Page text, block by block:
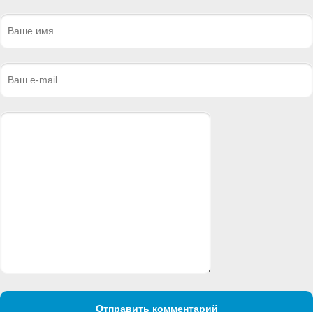
Отправить комментарий